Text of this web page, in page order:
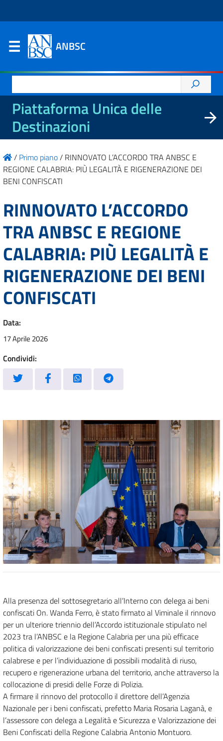
ANBSC
per:
Piattaforma Unica delle
Destinazioni
/ Primo piano/ RINNOVATO L’ACCORDO TRA ANBSC E
REGIONE CALABRIA: PIÙ LEGALITÀ E RIGENERAZIONE DEI
BENI CONFISCATI
RINNOVATO L’ACCORDO
TRA ANBSC E REGIONE
CALABRIA: PIÙ LEGALITÀ E
RIGENERAZIONE DEI BENI
CONFISCATI
Data:
17 Aprile 2026
Condividi:
Alla presenza del sottosegretario all’Interno con delega ai beni
confiscati On. Wanda Ferro, è stato firmato al Viminale il rinnovo
per un ulteriore triennio dell’Accordo istituzionale stipulato nel
2023 tra l’ANBSC e la Regione Calabria per una più efficace
politica di valorizzazione dei beni confiscati presenti sul territorio
calabrese e per l’individuazione di possibili modalità di riuso,
recupero e rigenerazione urbana del territorio, anche attraverso la
collocazione di presidi delle Forze di Polizia.
A firmare il rinnovo del protocollo il direttore dell’Agenzia
Nazionale per i beni confiscati, prefetto Maria Rosaria Laganà, e
l’assessore con delega a Legalità e Sicurezza e Valorizzazione dei
Beni Confiscati della Regione Calabria Antonio Montuoro.